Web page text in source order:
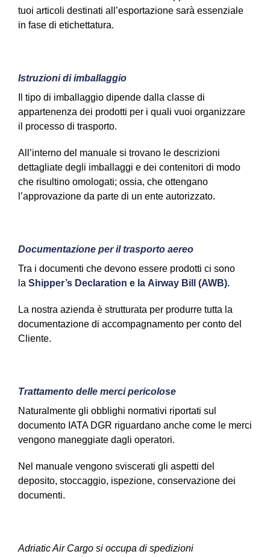
tuoi articoli destinati all’esportazione sarà essenziale
in fase di etichettatura.
Istruzioni di imballaggio
Il tipo di imballaggio dipende dalla classe di
appartenenza dei prodotti per i quali vuoi organizzare
il processo di trasporto.
All’interno del manuale si trovano le descrizioni
dettagliate degli imballaggi e dei contenitori di modo
che risultino omologati; ossia, che ottengano
l’approvazione da parte di un ente autorizzato.
Documentazione per il trasporto aereo
Tra i documenti che devono essere prodotti ci sono
la Shipper’s Declaration e la Airway Bill (AWB).
La nostra azienda è strutturata per produrre tutta la
documentazione di accompagnamento per conto del
Cliente.
Trattamento delle merci pericolose
Naturalmente gli obblighi normativi riportati sul
documento IATA DGR riguardano anche come le merci
vengono maneggiate dagli operatori.
Nel manuale vengono sviscerati gli aspetti del
deposito, stoccaggio, ispezione, conservazione dei
documenti.
Adriatic Air Cargo si occupa di spedizioni